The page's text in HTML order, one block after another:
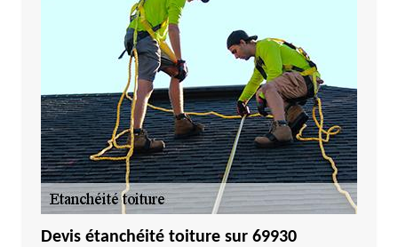
Devis étanchéité toiture sur 69930